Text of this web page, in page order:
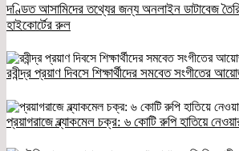
দণ্ডিত আসামিদের তথ্যের জন্য অনলাইন ডাটাবেজ
হাইকোর্টের রুল
রবীন্দ্র প্রয়াণ দিবসে শিক্ষার্থীদের সমবেত সংগীতের
প্রয়াগরাজে ব্ল্যাকমেল চক্র: ৬ কোটি রুপি হাতিয়ে